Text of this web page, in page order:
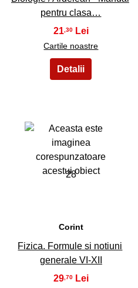
pentru clasa…
21 ,30
Cartile noastre
28
Corint
Fizica. Formule si notiuni
generale VI-XII
29,70